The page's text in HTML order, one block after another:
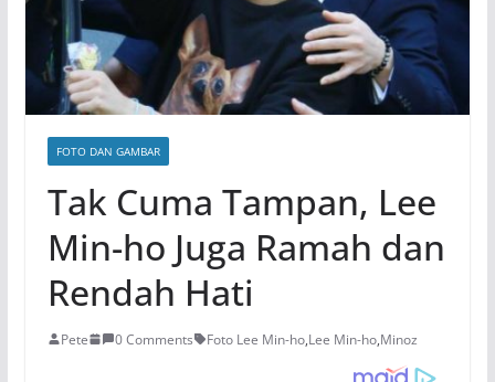
FOTO DAN GAMBAR
Tak Cuma Tampan, Lee
Min-ho Juga Ramah dan
Rendah Hati
Pete 0 Comments Foto Lee Min-ho,Lee Min-ho,Minoz